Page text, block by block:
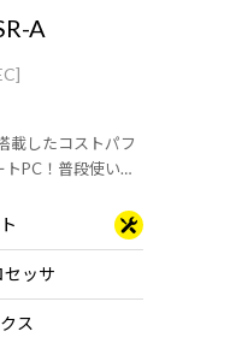
A
載したコストパフ
PC！普段使いか
セッサ
ス